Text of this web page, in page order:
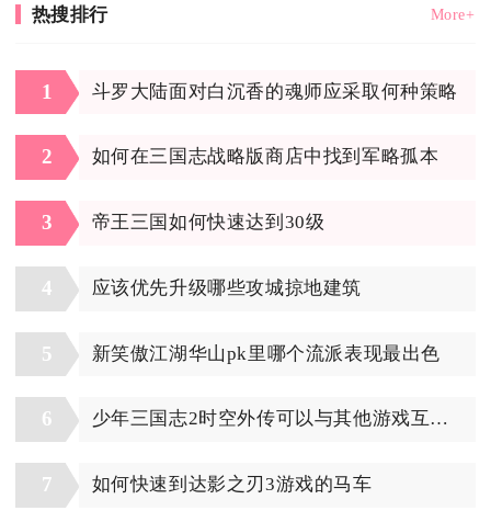
热搜排行 More+
1 斗罗大陆面对白沉香的魂师应采取何种策略
2 如何在三国志战略版商店中找到军略孤本
3 帝王三国如何快速达到30级
4 应该优先升级哪些攻城掠地建筑
5 新笑傲江湖华山pk里哪个流派表现最出色
6 少年三国志2时空外传可以与其他游戏互通吗
7 如何快速到达影之刃3游戏的马车